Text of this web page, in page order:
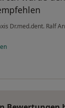
Dr.med.dent. Ralf